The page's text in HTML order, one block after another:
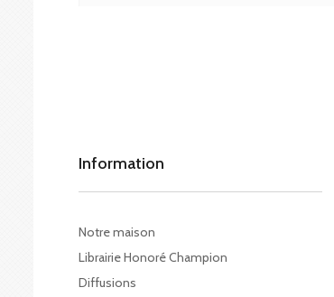
Information
Notre maison
Librairie Honoré Champion
Diffusions